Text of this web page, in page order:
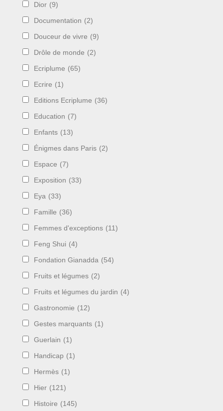
Dior (9)
Documentation (2)
Douceur de vivre (9)
Drôle de monde (2)
Ecriplume (65)
Ecrire (1)
Editions Ecriplume (36)
Education (7)
Enfants (13)
Énigmes dans Paris (2)
Espace (7)
Exposition (33)
Eya (33)
Famille (36)
Femmes d'exceptions (11)
Feng Shui (4)
Fondation Gianadda (54)
Fruits et légumes (2)
Fruits et légumes du jardin (4)
Gastronomie (12)
Gestes marquants (1)
Guerlain (1)
Handicap (1)
Hermès (1)
Hier (121)
Histoire (145)